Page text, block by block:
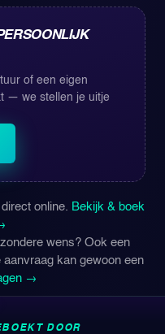
of een eigen
— we stellen je uitje
online.
Bekijk & boek
wens? Ook een
aanvraag kan gewoon een
→
DOOR